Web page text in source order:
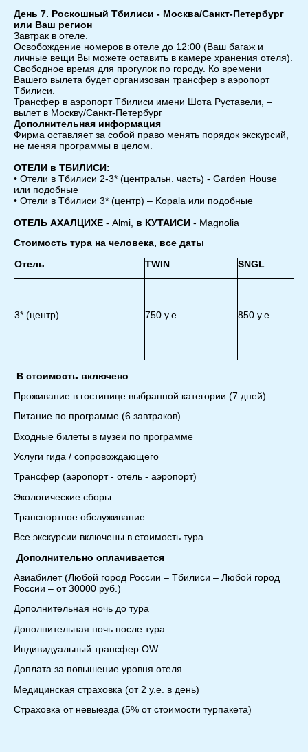
День 7. Роскошный Тбилиси - Москва/Санкт-Петербург
или Ваш регион
Завтрак в отеле.
Освобождение номеров в отеле до 12:00 (Ваш багаж и
личные вещи Вы можете оставить в камере хранения отеля).
Свободное время для прогулок по городу. Ко времени
Вашего вылета будет организован трансфер в аэропорт
Тбилиси.
Трансфер в аэропорт Тбилиси имени Шота Руставели, –
вылет в Москву/Санкт-Петербург
Дополнительная информация
Фирма оставляет за собой право менять порядок экскурсий,
не меняя программы в целом.
ОТЕЛИ в ТБИЛИСИ:
• Отели в Тбилиси 2-3* (центральн. часть) - Garden House
или подобные
• Отели в Тбилиси 3* (центр) – Kopala или подобные
ОТЕЛЬ АХАЛЦИХЕ - Almi, в КУТАИСИ - Magnolia
Стоимость тура на человека, все даты
Отель
TWIN SNGL
3* (центр) 750 у.е 850 у.е.
В стоимость включено
Проживание в гостинице выбранной категории (7 дней)
Питание по программе (6 завтраков)
Входные билеты в музеи по программе
Услуги гида / сопровождающего
Трансфер (аэропорт - отель - аэропорт)
Экологические сборы
Транспортное обслуживание
Все экскурсии включены в стоимость тура
Дополнительно оплачивается
Авиабилет (Любой город России – Тбилиси – Любой город
России – от 30000 руб.)
Дополнительная ночь до тура
Дополнительная ночь после тура
Индивидуальный трансфер OW
Доплата за повышение уровня отеля
Медицинская страховка (от 2 у.е. в день)
Страховка от невыезда (5% от стоимости турпакета)